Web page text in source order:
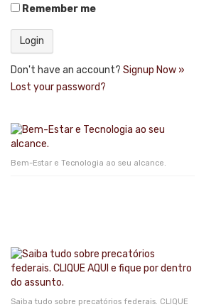
Remember me
Don't have an account? Signup Now »
Lost your password?
Bem-Estar e Tecnologia ao seu alcance.
Saiba tudo sobre precatórios federais. CLIQUE